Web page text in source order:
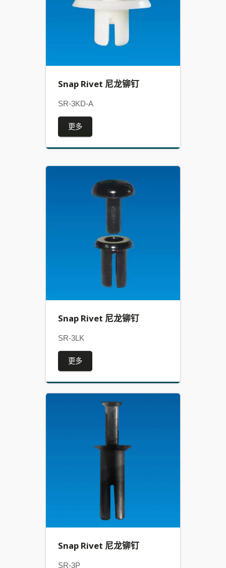
Snap Rivet 尼龙铆钉
SR-3KD-A
更多
Snap Rivet 尼龙铆钉
SR-3LK
更多
Snap Rivet 尼龙铆钉
SR-3P